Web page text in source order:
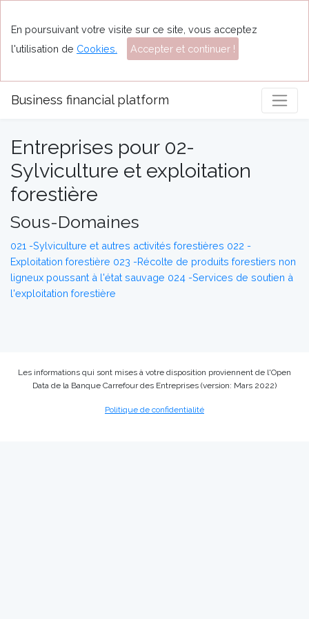
En poursuivant votre visite sur ce site, vous acceptez
l'utilisation de Cookies. Accepter et continuer !
Business financial platform
Entreprises pour 02-
Sylviculture et exploitation
forestière
Sous-Domaines
021 -Sylviculture et autres activités forestières 022 -
Exploitation forestière 023 -Récolte de produits forestiers non
ligneux poussant à l'état sauvage 024 -Services de soutien à
l'exploitation forestière
Les informations qui sont mises à votre disposition proviennent de l'Open
Data de la Banque Carrefour des Entreprises (version: Mars 2022)
Politique de confidentialité